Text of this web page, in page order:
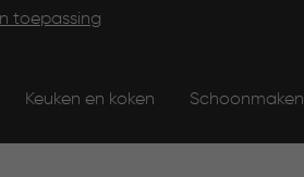
toepassing
Keuken en koken Schoonmaken